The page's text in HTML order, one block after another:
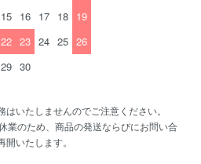
15 16 17 18 19
22 23 24 25 26
29 30
いたしませんのでご注意ください。
業のため、商品の発送ならびにお問い合
いたします。